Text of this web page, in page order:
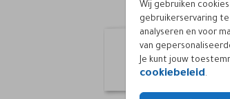
Wij gebruiken
gebruikerservaring
analyseren en voor
van
Je kunt jouw
cookiebeleid.